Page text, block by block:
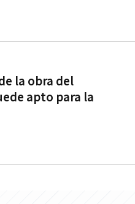
la obra del
apto para la